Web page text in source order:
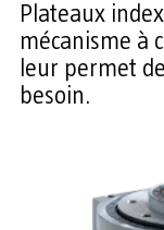
Plateaux
mécanisme à
leur permet
besoin.